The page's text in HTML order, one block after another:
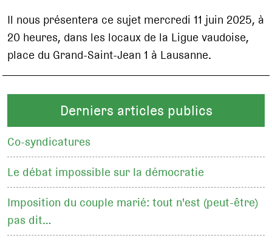
Il nous présentera ce sujet mercredi 11 juin 2025, à
20 heures, dans les locaux de la Ligue vaudoise,
place du Grand-Saint-Jean 1 à Lausanne.
Derniers articles publics
Co-syndicatures
Le débat impossible sur la démocratie
Imposition du couple marié: tout n'est (peut-être)
pas dit…